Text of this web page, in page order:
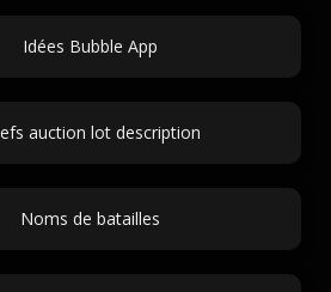
Idées Bubble App
auction lot description
Noms de batailles